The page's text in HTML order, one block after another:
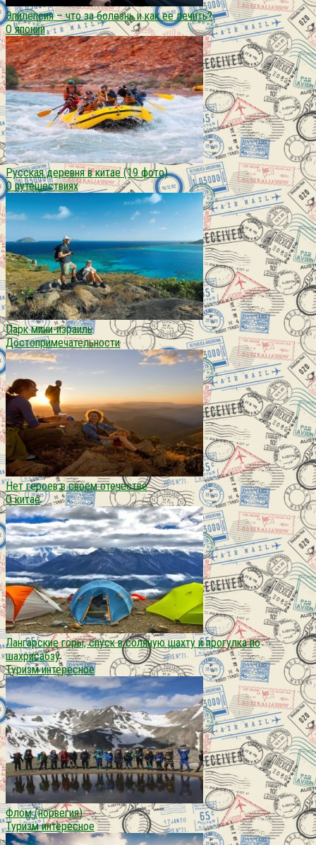
Эпилепсия – что за болезнь и как ее лечить?
О японии
Русская деревня в китае (19 фото)
О путешествиях
Парк мини-израиль
Достопримечательности
Нет героев в своем отечестве
О китае
Лангарские горы, спуск в соляную шахту и прогулка по
шахрисабзу
Туризм интересное
Флом (норвегия)
Туризм интересное